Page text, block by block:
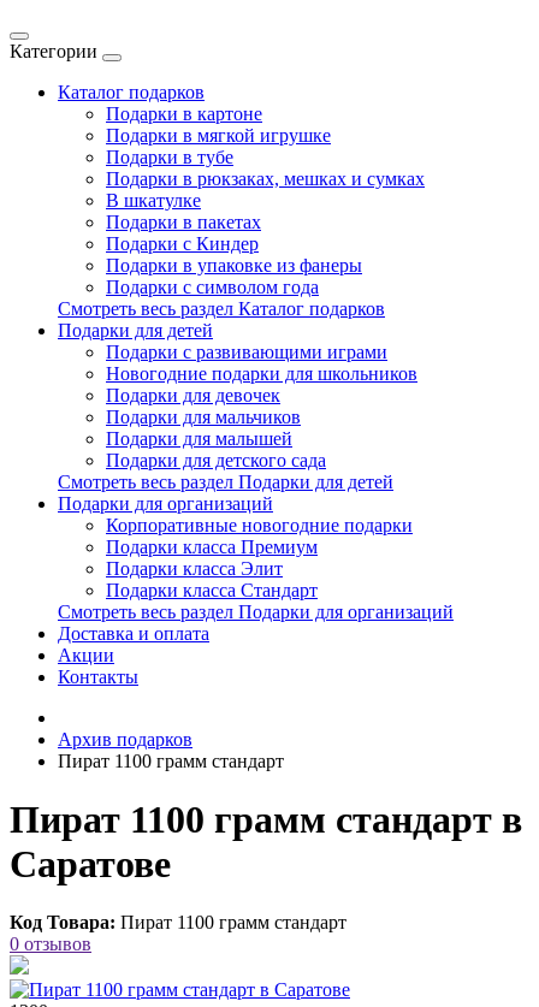
Категории
Каталог подарков
Подарки в картоне
Подарки в мягкой игрушке
Подарки в тубе
Подарки в рюкзаках, мешках и сумках
В шкатулке
Подарки в пакетах
Подарки с Киндер
Подарки в упаковке из фанеры
Подарки с символом года
Смотреть весь раздел Каталог подарков
Подарки для детей
Подарки с развивающими играми
Новогодние подарки для школьников
Подарки для девочек
Подарки для мальчиков
Подарки для малышей
Подарки для детского сада
Смотреть весь раздел Подарки для детей
Подарки для организаций
Корпоративные новогодние подарки
Подарки класса Премиум
Подарки класса Элит
Подарки класса Стандарт
Смотреть весь раздел Подарки для организаций
Доставка и оплата
Акции
Контакты
Архив подарков
Пират 1100 грамм стандарт
Пират 1100 грамм стандарт в
Саратове
Код Товара: Пират 1100 грамм стандарт
0 отзывов